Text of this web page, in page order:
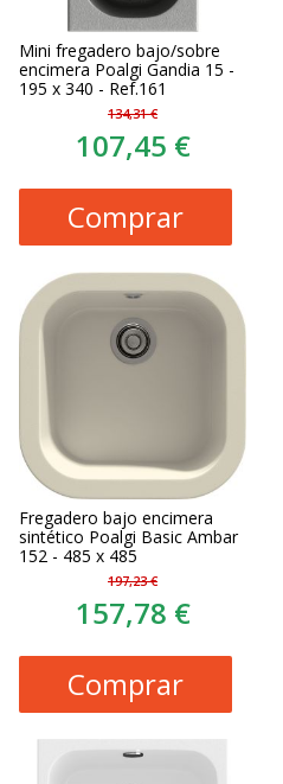
Mini fregadero bajo/sobre
encimera Poalgi Gandia 15 -
195 x 340 - Ref.161
134,31 €
107,45 €
Comprar
Fregadero bajo encimera
sintético Poalgi Basic Ambar
152 - 485 x 485
197,23 €
157,78 €
Comprar